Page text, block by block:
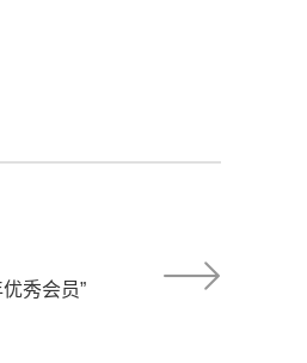
秀会员”